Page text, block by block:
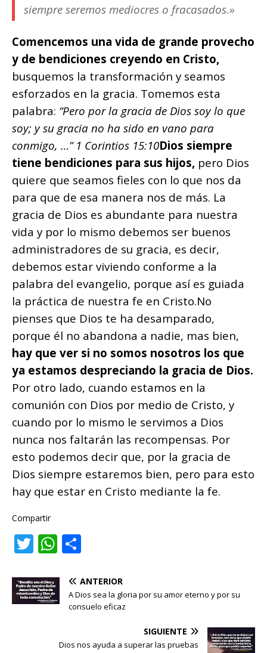
siempre seremos mediocres o fracasados.»
Comencemos una vida de grande provecho
y de bendiciones creyendo en Cristo,
busquemos la transformación y seamos
esforzados en la gracia. Tomemos esta
palabra: “Pero por la gracia de Dios soy lo que
soy; y su gracia no ha sido en vano para
conmigo, …” 1 Corintios 15:10Dios siempre
tiene bendiciones para sus hijos, pero Dios
quiere que seamos fieles con lo que nos da
para que de esa manera nos de más. La
gracia de Dios es abundante para nuestra
vida y por lo mismo debemos ser buenos
administradores de su gracia, es decir,
debemos estar viviendo conforme a la
palabra del evangelio, porque así es guiada
la práctica de nuestra fe en Cristo.No
pienses que Dios te ha desamparado,
porque él no abandona a nadie, mas bien,
hay que ver si no somos nosotros los que
ya estamos despreciando la gracia de Dios.
Por otro lado, cuando estamos en la
comunión con Dios por medio de Cristo, y
cuando por lo mismo le servimos a Dios
nunca nos faltarán las recompensas. Por
esto podemos decir que, por la gracia de
Dios siempre estaremos bien, pero para esto
hay que estar en Cristo mediante la fe.
Compartir
T
w
it
te
W
h
at
s
p
m
p
ti
ANTERIOR
A Dios sea la gloria por su amor eterno y por su
consuelo eficaz
SIGUIENTE
Dios nos ayuda a superar las pruebas